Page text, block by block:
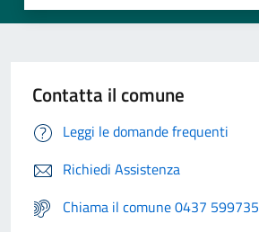
Contatta il comune
Leggi le domande frequenti
Richiedi Assistenza
Chiama il comune 0437 599735